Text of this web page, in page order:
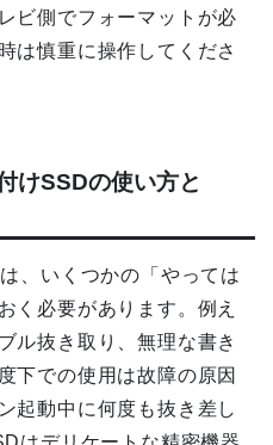
ビ側でフォーマットが必
は慎重に操作してくださ
けSSDの使い方と
、いくつかの「やっては
く必要があります。例え
ル抜き取り、無理な書き
下での使用は故障の原因
起動中に何度も抜き差し